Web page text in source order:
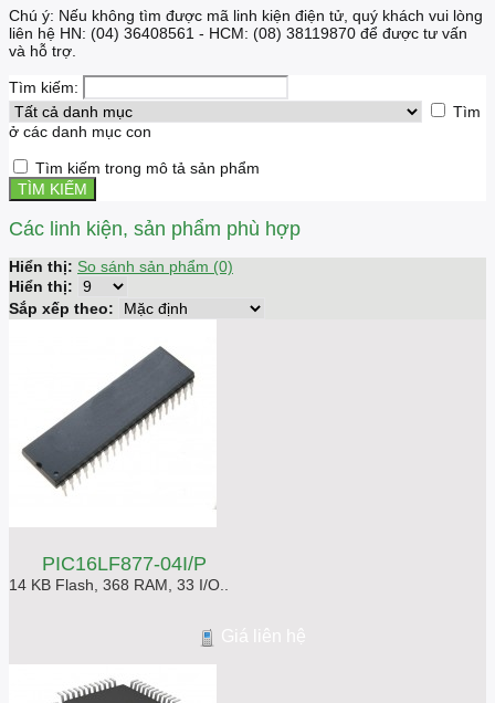
Chú ý: Nếu không tìm được mã linh kiện điện tử, quý khách vui lòng
liên hệ HN: (04) 36408561 - HCM: (08) 38119870 để được tư vấn
và hỗ trợ.
Tìm kiếm:
Tìm
ở các danh mục con
Tìm kiếm trong mô tả sản phẩm
Các linh kiện, sản phẩm phù hợp
Hiển thị: So sánh sản phẩm (0)
Hiển thị:
Sắp xếp theo:
PIC16LF877-04I/P
14 KB Flash, 368 RAM, 33 I/O..
Giá liên hệ